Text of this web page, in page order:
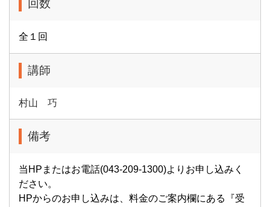
回数
全１回
講師
村山 巧
備考
当HPまたはお電話(043-209-1300)よりお申し込みく
ださい。
HPからのお申し込みは、料金のご案内欄にある『受